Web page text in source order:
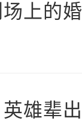
上的
雄辈